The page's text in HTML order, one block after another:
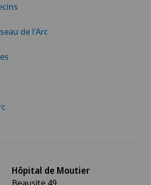
de l'Arc
Hôpital de Moutier